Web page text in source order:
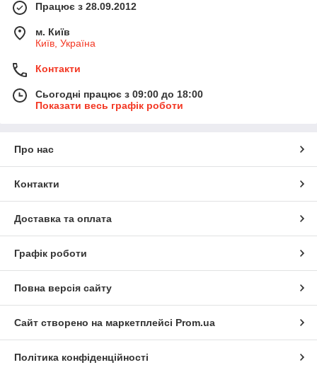
Працює з 28.09.2012
м. Київ
Київ, Україна
Контакти
Сьогодні працює з 09:00 до 18:00
Показати весь графік роботи
Про нас
Контакти
Доставка та оплата
Графік роботи
Повна версія сайту
Сайт створено на маркетплейсі Prom.ua
Політика конфіденційності